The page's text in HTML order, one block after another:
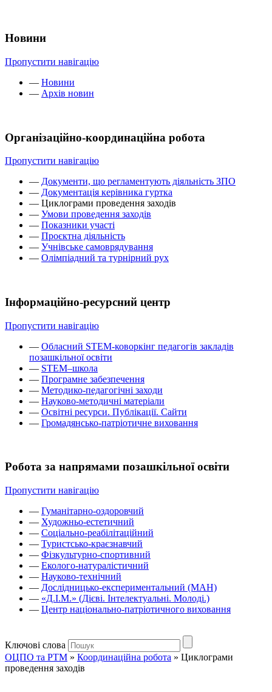
Новини
Пропустити навігацію
— Новини
— Архів новин
Організаційно-координаційна робота
Пропустити навігацію
— Документи, що регламентують діяльність ЗПО
— Документація керівника гуртка
— Циклограми проведення заходів
— Умови проведення заходів
— Показники участі
— Проєктна діяльність
— Учнівське самоврядування
— Олімпіадний та турнірний рух
Інформаційно-ресурсний центр
Пропустити навігацію
— Обласний STEM-коворкінг педагогів закладів
позашкільної освіти
— STEM–школа
— Програмне забезпечення
— Методико-педагогічні заходи
— Науково-методичні матеріали
— Освітні ресурси. Публікації. Сайти
— Громадянсько-патріотичне виховання
Робота за напрямами позашкільної освіти
Пропустити навігацію
— Гуманітарно-оздоровчий
— Художньо-естетичний
— Соціально-реабілітаційний
— Туристсько-краєзнавчий
— Фізкультурно-спортивний
— Еколого-натуралістичний
— Науково-технічний
— Дослідницько-експериментальний (МАН)
— «Д.І.М.» (Дієві. Інтелектуальні. Молоді.)
— Центр національно-патріотичного виховання
Ключові слова
ОЦПО та РТМ » Координаційна робота » Циклограми
проведення заходів